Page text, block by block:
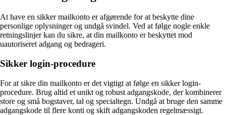
At have en sikker mailkonto er afgørende for at beskytte dine
personlige oplysninger og undgå svindel. Ved at følge nogle enkle
retningslinjer kan du sikre, at din mailkonto er beskyttet mod
uautoriseret adgang og bedrageri.
Sikker login-procedure
For at sikre din mailkonto er det vigtigt at følge en sikker login-
procedure. Brug altid et unikt og robust adgangskode, der kombinerer
store og små bogstaver, tal og specialtegn. Undgå at bruge den samme
adgangskode til flere konti og skift adgangskoden regelmæssigt.